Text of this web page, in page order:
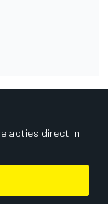
acties direct in